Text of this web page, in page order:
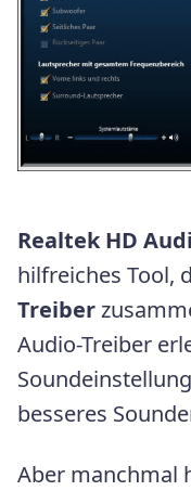
Realtek HD
hilfreiches Tool,
Treiber
Audio-Treiber
besseres
Aber manchmal